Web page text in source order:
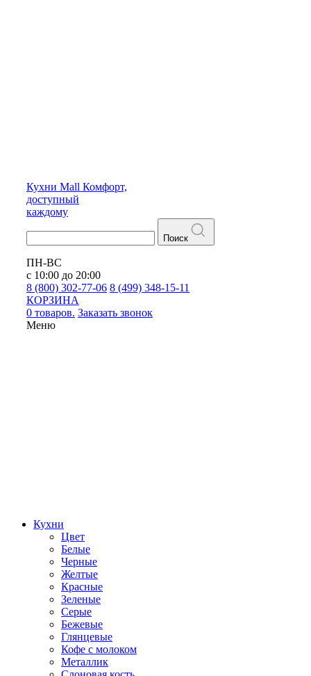
Кухни Mall Комфорт,
доступный
каждому
Поиск
ПН-ВС
с 10:00 до 20:00
8 (800) 302-77-06 8 (499) 348-15-11
КОРЗИНА
0 товаров. Заказать звонок
Меню
Кухни
Цвет
Белые
Черные
Желтые
Красные
Зеленые
Серые
Бежевые
Глянцевые
Кофе с молоком
Металлик